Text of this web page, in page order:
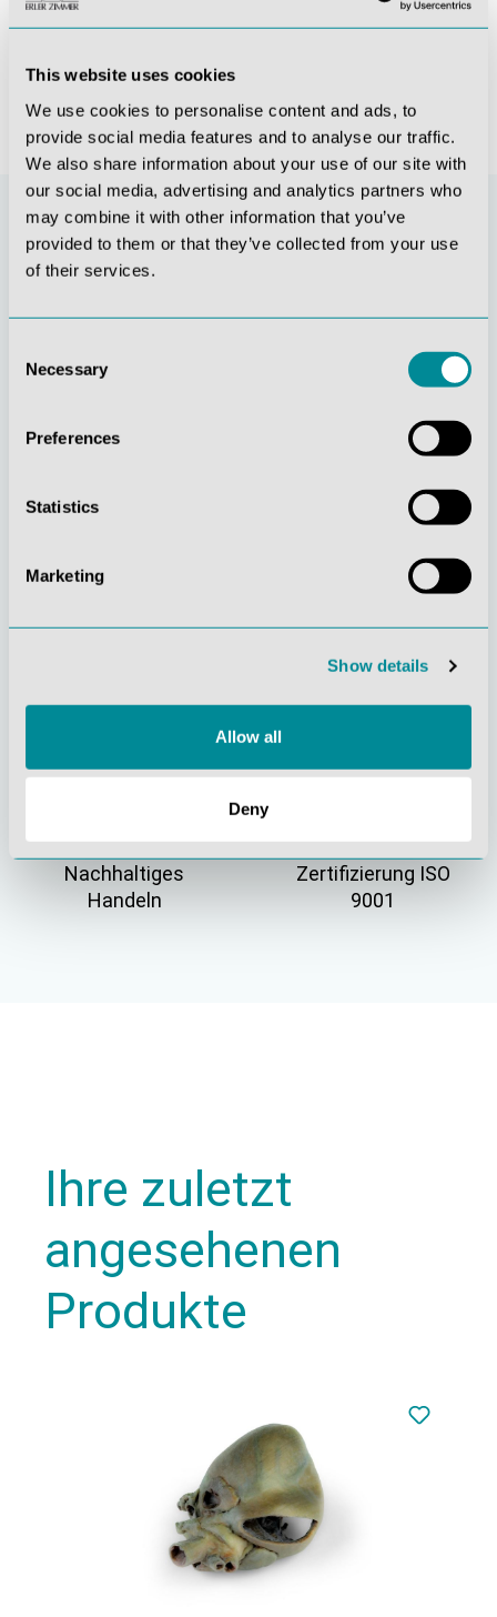
This website uses cookies
We use cookies to personalise content and ads, to
provide social media features and to analyse our traffic.
We also share information about your use of our site with
our social media, advertising and analytics partners who
may combine it with other information that you’ve
provided to them or that they’ve collected from your use
of their services.
Selection
Necessary
Preferences
Statistics
Marketing
Show details
Allow all
Deny
Stetige
Verantwortung
Qualität
Nachhaltiges
Handeln
Zertifizierung ISO
9001
Ihre zuletzt
angesehenen
Produkte